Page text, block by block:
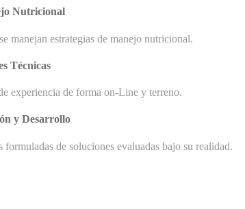
Nutricional
manejan estrategias de manejo nutricional.
Técnicas
experiencia de forma on-Line y terreno.
y Desarrollo
de soluciones evaluadas bajo su realidad.